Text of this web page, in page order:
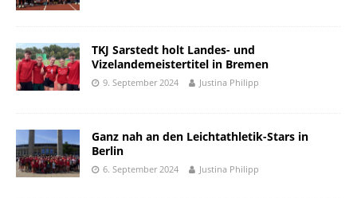
TKJ Sarstedt holt Landes- und
Vizelandemeistertitel in Bremen
9. September 2024 Justina Philipp
Ganz nah an den Leichtathletik-Stars in
Berlin
6. September 2024 Justina Philipp